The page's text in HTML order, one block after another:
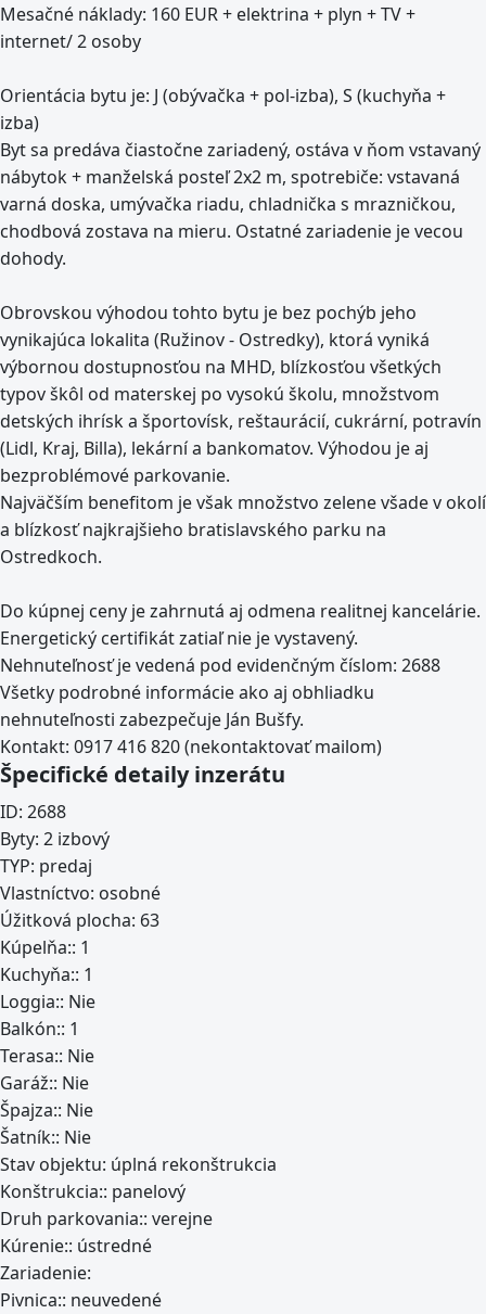
Mesačné náklady: 160 EUR + elektrina + plyn + TV +
internet/ 2 osoby
Orientácia bytu je: J (obývačka + pol-izba), S (kuchyňa +
izba)
Byt sa predáva čiastočne zariadený, ostáva v ňom vstavaný
nábytok + manželská posteľ 2x2 m, spotrebiče: vstavaná
varná doska, umývačka riadu, chladnička s mrazničkou,
chodbová zostava na mieru. Ostatné zariadenie je vecou
dohody.
Obrovskou výhodou tohto bytu je bez pochýb jeho
vynikajúca lokalita (Ružinov - Ostredky), ktorá vyniká
výbornou dostupnosťou na MHD, blízkosťou všetkých
typov škôl od materskej po vysokú školu, množstvom
detských ihrísk a športovísk, reštaurácií, cukrární, potravín
(Lidl, Kraj, Billa), lekární a bankomatov. Výhodou je aj
bezproblémové parkovanie.
Najväčším benefitom je však množstvo zelene všade v okolí
a blízkosť najkrajšieho bratislavského parku na
Ostredkoch.
Do kúpnej ceny je zahrnutá aj odmena realitnej kancelárie.
Energetický certifikát zatiaľ nie je vystavený.
Nehnuteľnosť je vedená pod evidenčným číslom: 2688
Všetky podrobné informácie ako aj obhliadku
nehnuteľnosti zabezpečuje Ján Bušfy.
Kontakt: 0917 416 820 (nekontaktovať mailom)
Špecifické detaily inzerátu
ID: 2688
Byty: 2 izbový
TYP: predaj
Vlastníctvo: osobné
Úžitková plocha: 63
Kúpelňa:: 1
Kuchyňa:: 1
Loggia:: Nie
Balkón:: 1
Terasa:: Nie
Garáž:: Nie
Špajza:: Nie
Šatník:: Nie
Stav objektu: úplná rekonštrukcia
Konštrukcia:: panelový
Druh parkovania:: verejne
Kúrenie:: ústredné
Zariadenie:
Pivnica:: neuvedené